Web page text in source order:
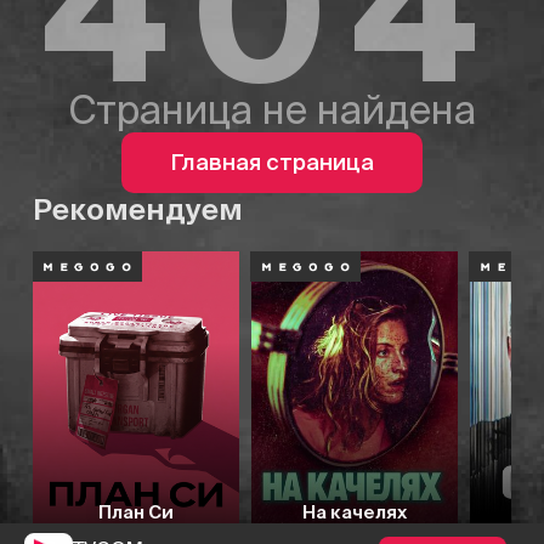
Страница не найдена
Главная страница
Рекомендуем
План Си На качелях